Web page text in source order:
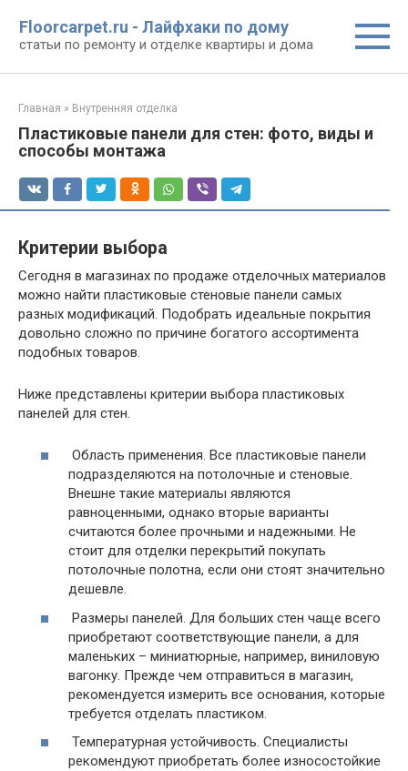
контенту
Floorcarpet.ru - Лайфхаки по дому
статьи по ремонту и отделке квартиры и дома
Главная » Внутренняя отделка
Пластиковые панели для стен: фото, виды и
способы монтажа
Критерии выбора
Сегодня в магазинах по продаже отделочных материалов
можно найти пластиковые стеновые панели самых
разных модификаций. Подобрать идеальные покрытия
довольно сложно по причине богатого ассортимента
подобных товаров.
Ниже представлены критерии выбора пластиковых
панелей для стен.
Область применения. Все пластиковые панели
подразделяются на потолочные и стеновые.
Внешне такие материалы являются
равноценными, однако вторые варианты
считаются более прочными и надежными. Не
стоит для отделки перекрытий покупать
потолочные полотна, если они стоят значительно
дешевле.
Размеры панелей. Для больших стен чаще всего
приобретают соответствующие панели, а для
маленьких – миниатюрные, например, виниловую
вагонку. Прежде чем отправиться в магазин,
рекомендуется измерить все основания, которые
требуется отделать пластиком.
Температурная устойчивость. Специалисты
рекомендуют приобретать более износостойкие